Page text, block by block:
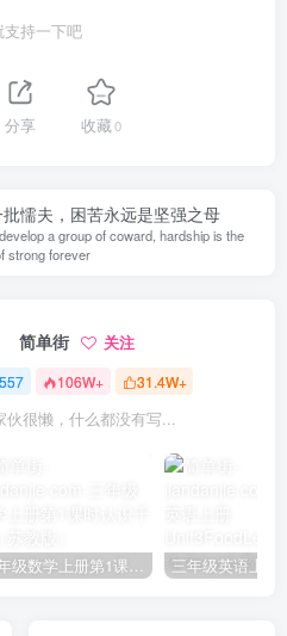
支持一下吧
分享 收藏0
懦夫，困苦永远是坚强之母
a group of coward, hardship is the
strong forever
简单街 关注
106W+ 31.4W+
伙很懒，什么都没有写...